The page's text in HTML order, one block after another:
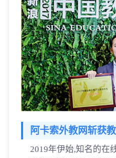
阿卡索外教网斩获
2019年伊始,知名的在